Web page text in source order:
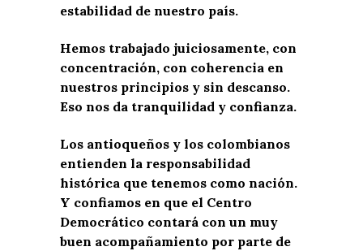
estabilidad de nuestro país.
Hemos trabajado juiciosamente, con
concentración, con coherencia en
nuestros principios y sin descanso.
Eso nos da tranquilidad y confianza.
Los antioqueños y los colombianos
entienden la responsabilidad
histórica que tenemos como nación.
Y confiamos en que el Centro
Democrático contará con un muy
buen acompañamiento por parte de